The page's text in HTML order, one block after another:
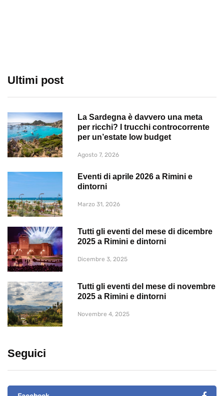
Ultimi post
La Sardegna è davvero una meta
per ricchi? I trucchi controcorrente
per un’estate low budget
Agosto 7, 2026
Eventi di aprile 2026 a Rimini e
dintorni
Marzo 31, 2026
Tutti gli eventi del mese di dicembre
2025 a Rimini e dintorni
Dicembre 3, 2025
Tutti gli eventi del mese di novembre
2025 a Rimini e dintorni
Novembre 4, 2025
Seguici